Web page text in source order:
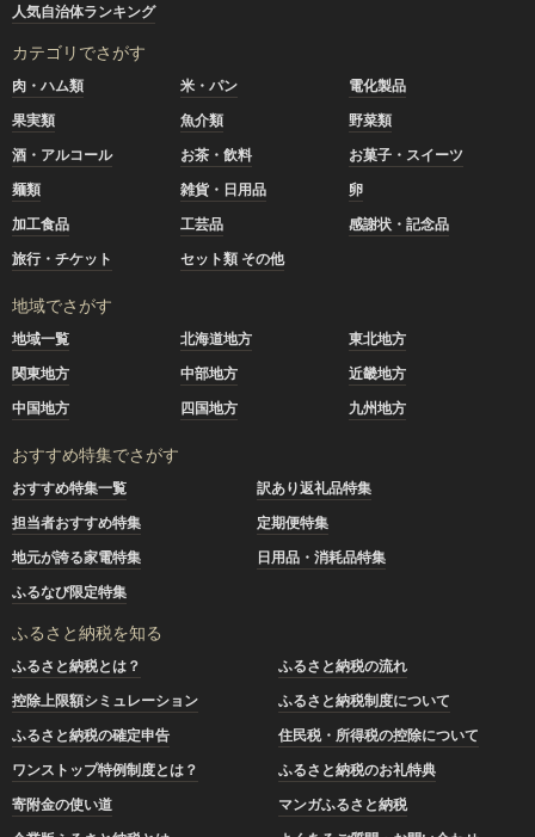
人気自治体ランキング
カテゴリでさがす
肉・ハム類 米・パン
電化製品
果実類
魚介類
野菜類
酒・アルコール
お茶・飲料
お菓子・スイーツ
麺類
雑貨・日用品
卵
加工食品
工芸品
感謝状・記念品
旅行・チケット
セット類 その他
地域でさがす
地域一覧 北海道地方
東北地方
関東地方
中部地方
近畿地方
中国地方
四国地方 九州地方
おすすめ特集でさがす
おすすめ特集一覧
訳あり返礼品特集
担当者おすすめ特集
定期便特集
地元が誇る家電特集
日用品・消耗品特集
ふるなび限定特集
ふるさと納税を知る
ふるさと納税とは？
ふるさと納税の流れ
控除上限額シミュレーション
ふるさと納税制度について
ふるさと納税の確定申告
住民税・所得税の控除について
ワンストップ特例制度とは？
ふるさと納税のお礼特典
寄附金の使い道
マンガふるさと納税